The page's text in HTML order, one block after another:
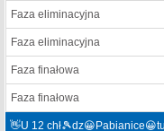
Faza eliminacyjna
Faza eliminacyjna
Faza finałowa
Faza finałowa
👋U 12